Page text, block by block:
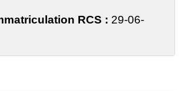
RCS : 29-06-